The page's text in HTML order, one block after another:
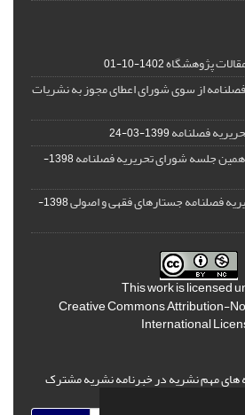
پژوهشگاه1402-10-01
از سوی شورای اعطای مجوز به نشریات
فصلنامه1399-03-24
جلسه شورای تحریریه فصلنامه
1398-
فصلنامه جستارهای فقهی و اصولی
1398-
This work is licensed
Creative Commons Attribution-
International
های مهم نشریه در خبرنامه نشریه مشترک